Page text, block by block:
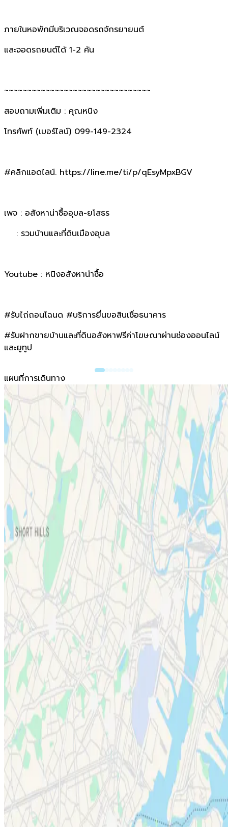
ภายในหอพักมีบริเวณจอดรถจักรยายนต์
และจอดรถยนต์ได้ 1-2 คัน
~~~~~~~~~~~~~~~~~~~~~~~~~~~~~~~~
สอบถามเพิ่มเติม : คุณหนิง
โทรศัพท์ (เบอร์ไลน์) 099-149-2324
#คลิกแอดไลน์. https://line.me/ti/p/qEsyMpxBGV
เพจ : อสังหาน่าซื้ออุบล-ยโสธร
: รวมบ้านและที่ดินเมืองอุบล
Youtube : หนิงอสังหาน่าซื้อ
#รับไถ่ถอนโฉนด #บริการยื่นขอสินเชื่อธนาคาร
#รับฝากขายบ้านและที่ดินอสังหาฟรีค่าโฆษณาผ่านช่องออนไลน์
และยูทูป
แผนที่การเดินทาง